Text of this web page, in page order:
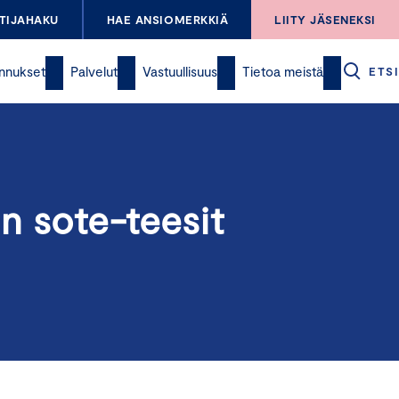
HAE ANSIOMERKKIÄ LIITY JÄSENEKSI
Palvelut Vastuullisuus Tietoa meistä ETSI
sote-teesit